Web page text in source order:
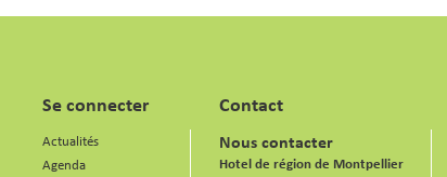
Se connecter
Actualités
Agenda
Contact
Nous contacter
Hotel de région de Montpellier